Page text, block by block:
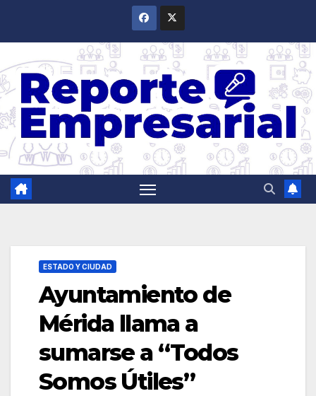
ESTADO Y CIUDAD
Ayuntamiento de
Mérida llama a
sumarse a “Todos
Somos Útiles”